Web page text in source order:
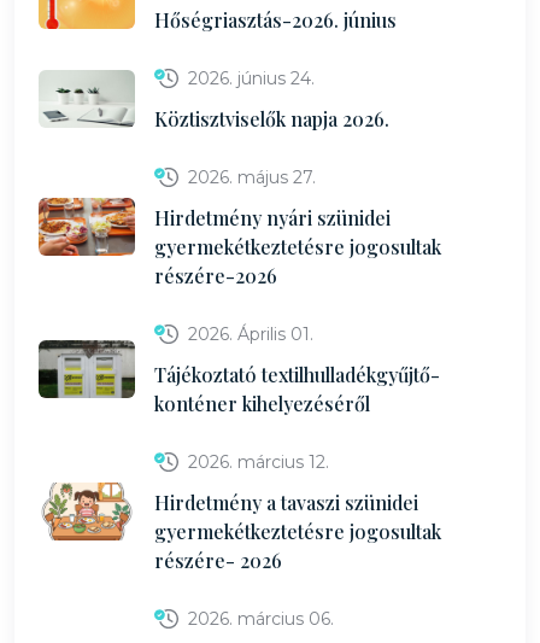
Hőségriasztás-2026. június
2026. június 24.
Köztisztviselők napja 2026.
2026. május 27.
Hirdetmény nyári szünidei
gyermekétkeztetésre jogosultak
részére-2026
2026. Április 01.
Tájékoztató textilhulladékgyűjtő-
konténer kihelyezéséről
2026. március 12.
Hirdetmény a tavaszi szünidei
gyermekétkeztetésre jogosultak
részére- 2026
2026. március 06.